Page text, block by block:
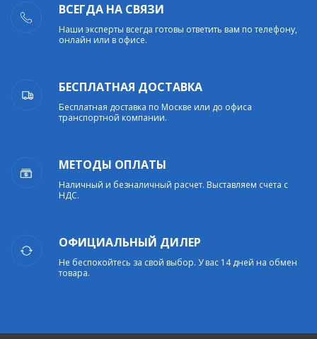
ВСЕГДА НА СВЯЗИ
Наши эксперты всегда готовы ответить вам по телефону,
онлайн или в офисе.
БЕСПЛАТНАЯ ДОСТАВКА
Бесплатная доставка по Москве или до офиса
транспортной компании.
МЕТОДЫ ОПЛАТЫ
Наличный и безналичный расчет. Выставляем счета с
НДС.
ОФИЦИАЛЬНЫЙ ДИЛЕР
Не беспокойтесь за свой выбор. У вас 14 дней на обмен
товара.